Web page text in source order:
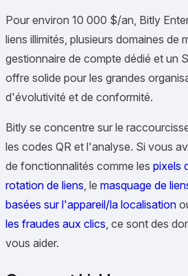
Pour environ 10 000 $/an, Bitly
liens illimités, plusieurs domaines de
gestionnaire de compte dédié et un
offre solide pour les grandes
d'évolutivité et de conformité.
Bitly se concentre sur le
les codes QR et l'analyse. Si vous
de fonctionnalités comme les pixels
rotation de liens , le masquage de
basées sur l'appareil/la localisation
les fraudes aux clics , ce sont des
vous aider.